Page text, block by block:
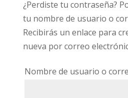
¿Perdiste tu contraseña?
tu nombre de usuario o
Recibirás un enlace para
nueva por correo
Nombre de usuario o